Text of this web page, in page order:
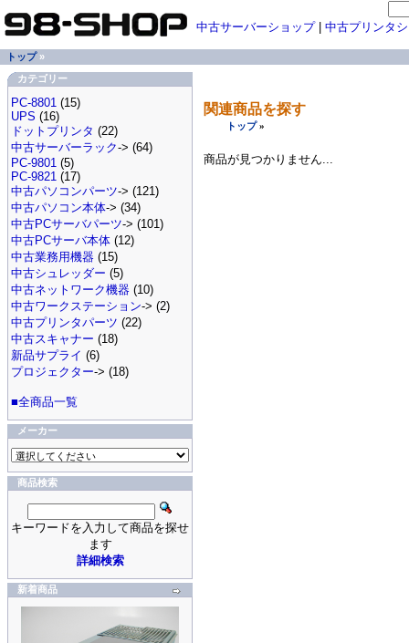
関連商品を探す
トップ»
商品が見つかりません...
中古サーバーショップ| 中古プリンタ
トップ»
カテゴリー
PC-8801 (15)
UPS (16)
ドットプリンタ (22)
中古サーバーラック-> (64)
PC-9801 (5)
PC-9821 (17)
中古パソコンパーツ-> (121)
中古パソコン本体-> (34)
中古PCサーバパーツ-> (101)
中古PCサーバ本体 (12)
中古業務用機器 (15)
中古シュレッダー (5)
中古ネットワーク機器 (10)
中古ワークステーション-> (2)
中古プリンタパーツ (22)
中古スキャナー (18)
新品サプライ (6)
プロジェクター-> (18)
■全商品一覧
メーカー
商品検索
キーワードを入力して商品を探せ
ます
詳細検索
新着商品